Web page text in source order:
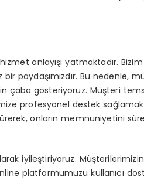
anlayışı yatmaktadır.
paydaşımızdır. Bu nedenle,
çaba gösteriyoruz. Müşteri
profesyonel destek
onların memnuniyetini
iyileştiriyoruz. Müşterilerimizin
platformumuzu kullanıcı